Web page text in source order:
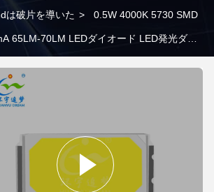
は破片を導いた > 0.5W 4000K 5730 SMD
65LM-70LM LEDダイオード LED発光ダイ